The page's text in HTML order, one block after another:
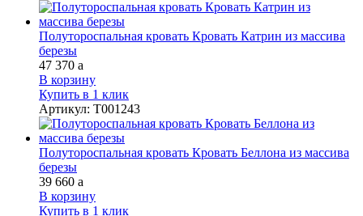
Полутороспальная кровать Кровать Катрин из массива
березы
47 370 a
В корзину
Купить в 1 клик
Артикул: Т001243
Полутороспальная кровать Кровать Беллона из массива
березы
39 660 a
В корзину
Купить в 1 клик